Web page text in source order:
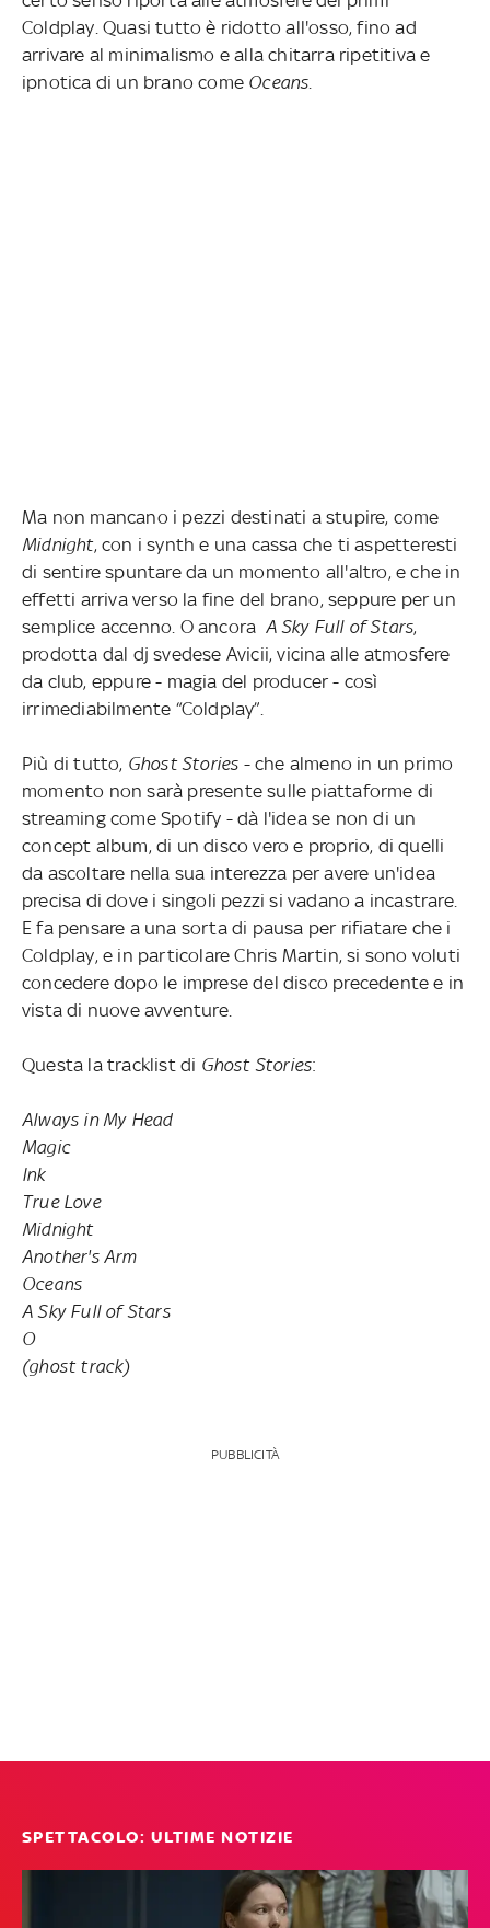
Coldplay. Quasi tutto è ridotto all'osso, fino ad
arrivare al minimalismo e alla chitarra ripetitiva e
ipnotica di un brano come Oceans.
Ma non mancano i pezzi destinati a stupire, come
Midnight, con i synth e una cassa che ti aspetteresti
di sentire spuntare da un momento all'altro, e che in
effetti arriva verso la fine del brano, seppure per un
semplice accenno. O ancora A Sky Full of Stars,
prodotta dal dj svedese Avicii, vicina alle atmosfere
da club, eppure - magia del producer - così
irrimediabilmente “Coldplay”.
Più di tutto, Ghost Stories - che almeno in un primo
momento non sarà presente sulle piattaforme di
streaming come Spotify - dà l'idea se non di un
concept album, di un disco vero e proprio, di quelli
da ascoltare nella sua interezza per avere un'idea
precisa di dove i singoli pezzi si vadano a incastrare.
E fa pensare a una sorta di pausa per rifiatare che i
Coldplay, e in particolare Chris Martin, si sono voluti
concedere dopo le imprese del disco precedente e in
vista di nuove avventure.
Questa la tracklist di Ghost Stories:
Always in My Head
Magic
Ink
True Love
Midnight
Another's Arm
Oceans
A Sky Full of Stars
O
(ghost track)
PUBBLICITÀ
SPETTACOLO: ULTIME NOTIZIE